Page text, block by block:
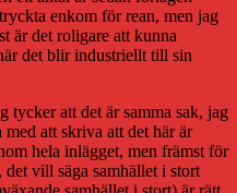
enkom för rean, men jag
är det roligare att kunna
det blir industriellt till sin
tycker att det är samma sak, jag
att skriva att det här är
hela inlägget, men främst för
vill säga samhället i stort